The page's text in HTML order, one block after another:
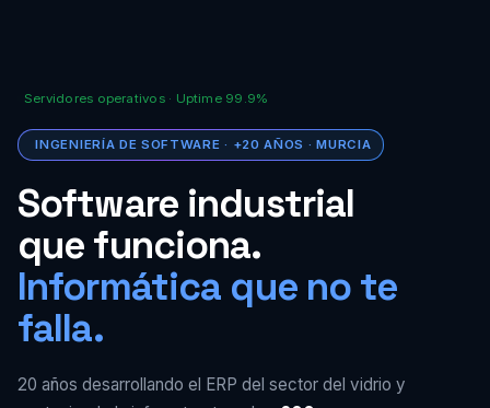
Servidores operativos · Uptime 99.9%
INGENIERÍA DE SOFTWARE · +20 AÑOS · MURCIA
Software industrial
que funciona.
Informática que no te
falla.
20 años desarrollando el ERP del sector del vidrio y